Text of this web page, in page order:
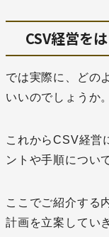
CSV経営を
では実際に、どの
いいのでしょうか。
これからCSV経営
ントや手順につい
ここでご紹介する
計画を立案してい